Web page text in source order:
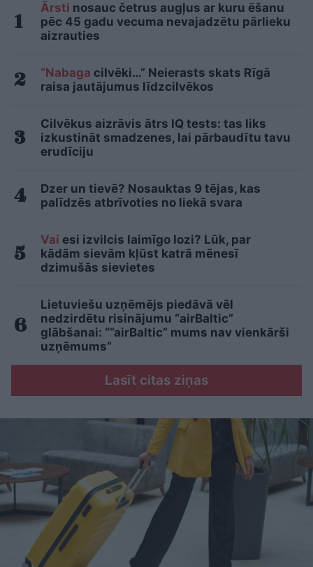
Ārsti nosauc četrus augļus ar kuru ēšanu
pēc 45 gadu vecuma nevajadzētu pārlieku
aizrauties
“Nabaga cilvēki…” Neierasts skats Rīgā
raisa jautājumus līdzcilvēkos
Cilvēkus aizrāvis ātrs IQ tests: tas liks
izkustināt smadzenes, lai pārbaudītu tavu
erudīciju
Dzer un tievē? Nosauktas 9 tējas, kas
palīdzēs atbrīvoties no liekā svara
Vai esi izvilcis laimīgo lozi? Lūk, par
kādām sievām kļūst katrā mēnesī
dzimušās sievietes
Lietuviešu uzņēmējs piedāvā vēl
nedzirdētu risinājumu “airBaltic”
glābšanai: “”airBaltic” mums nav vienkārši
uzņēmums”
Lasīt citas ziņas